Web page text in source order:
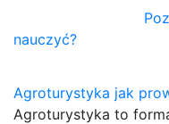
nauczyć?
Agroturystyka jak
Agroturystyka to